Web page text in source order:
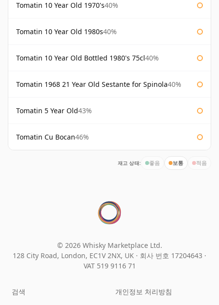
Tomatin 10 Year Old 1970's40%
Tomatin 10 Year Old 1980s40%
Tomatin 10 Year Old Bottled 1980's 75cl40%
Tomatin 1968 21 Year Old Sestante for Spinola40%
Tomatin 5 Year Old43%
Tomatin Cu Bocan46%
재고 상태: 좋음 보통 적음
© 2026 Whisky Marketplace Ltd.
128 City Road, London, EC1V 2NX, UK · 회사 번호 17204643 ·
VAT 519 9116 71
검색 개인정보 처리방침